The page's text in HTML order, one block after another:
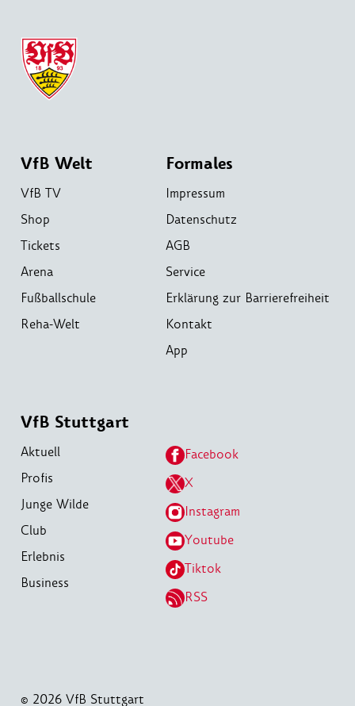
VfB Welt
VfB TV
Shop
Tickets
Arena
Fußballschule
Reha-Welt
Formales
Impressum
Datenschutz
AGB
Service
Erklärung zur Barrierefreiheit
Kontakt
App
VfB Stuttgart
Aktuell
Profis
Junge Wilde
Club
Erlebnis
Business
Facebook
X
Instagram
Youtube
Tiktok
RSS
© 2026 VfB Stuttgart